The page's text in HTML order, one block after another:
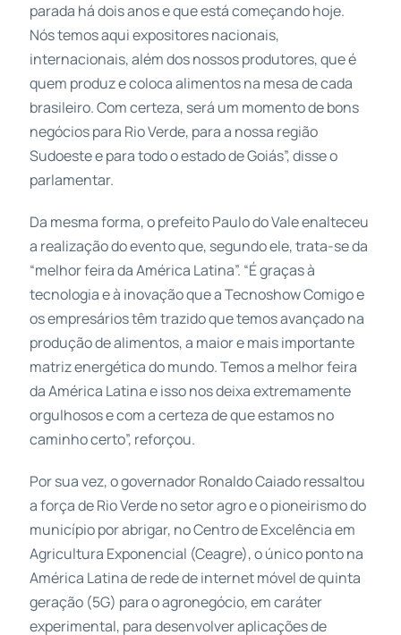
parada há dois anos e que está começando hoje.
Nós temos aqui expositores nacionais,
internacionais, além dos nossos produtores, que é
quem produz e coloca alimentos na mesa de cada
brasileiro. Com certeza, será um momento de bons
negócios para Rio Verde, para a nossa região
Sudoeste e para todo o estado de Goiás”, disse o
parlamentar.
Da mesma forma, o prefeito Paulo do Vale enalteceu
a realização do evento que, segundo ele, trata-se da
“melhor feira da América Latina”. “É graças à
tecnologia e à inovação que a Tecnoshow Comigo e
os empresários têm trazido que temos avançado na
produção de alimentos, a maior e mais importante
matriz energética do mundo. Temos a melhor feira
da América Latina e isso nos deixa extremamente
orgulhosos e com a certeza de que estamos no
caminho certo”, reforçou.
Por sua vez, o governador Ronaldo Caiado ressaltou
a força de Rio Verde no setor agro e o pioneirismo do
município por abrigar, no Centro de Excelência em
Agricultura Exponencial (Ceagre), o único ponto na
América Latina de rede de internet móvel de quinta
geração (5G) para o agronegócio, em caráter
experimental, para desenvolver aplicações de